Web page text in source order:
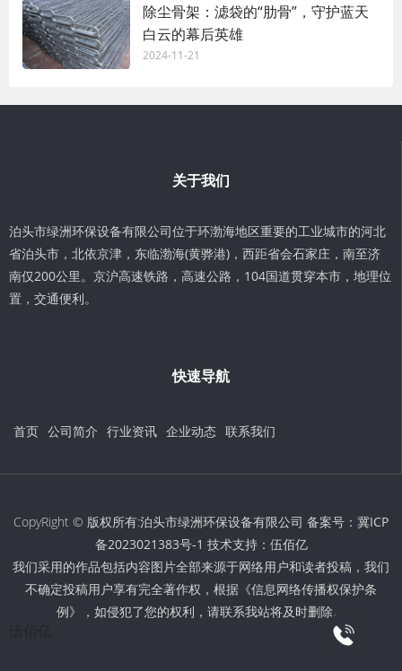
除尘骨架：滤袋的“肋骨”，守护蓝天
白云的幕后英雄
2024-11-21
关于我们
泊头市绿洲环保设备有限公司位于环渤海地区重要的工业城市的河北
省泊头市，北依京津，东临渤海(黄骅港)，西距省会石家庄，南至济
南仅200公里。京沪高速铁路，高速公路，104国道贯穿本市，地理位
置，交通便利。
快速导航
首页 公司简介 行业资讯 企业动态 联系我们
CopyRight © 版权所有:泊头市绿洲环保设备有限公司 备案号： 冀ICP
备2023021383号-1 技术支持： 伍佰亿
我们采用的作品包括内容图片全部来源于网络用户和读者投稿，我们
不确定投稿用户享有完全著作权，根据《信息网络传播权保护条
例》，如侵犯了您的权利，请联系我站将及时删除。